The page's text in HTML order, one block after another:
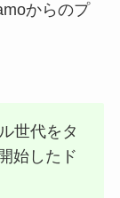
からのプ
世代をタ
始したド